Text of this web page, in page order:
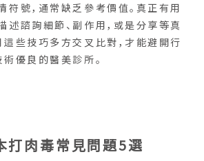
號，通常缺乏參考價值。真正有用
述諮詢細節、副作用，或是分享等真
這些技巧多方交叉比對，才能避開行
優良的醫美診所。
打肉毒常見問題5選